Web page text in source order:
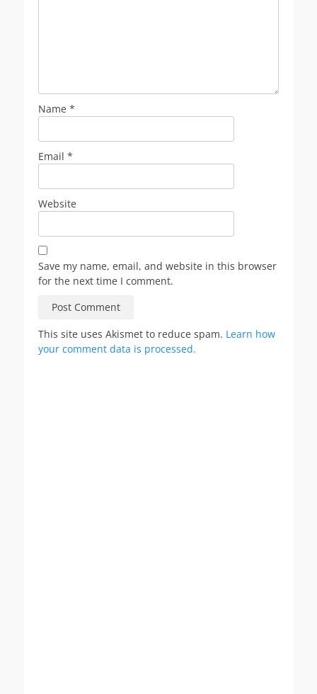
Name *
Email *
Website
Save my name, email, and website in this browser
for the next time I comment.
This site uses Akismet to reduce spam. Learn how
your comment data is processed.